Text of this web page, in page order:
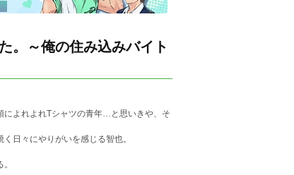
。～俺の住み込みバイト
によれよれTシャツの青年…と思いきや、そ
日々にやりがいを感じる智也。